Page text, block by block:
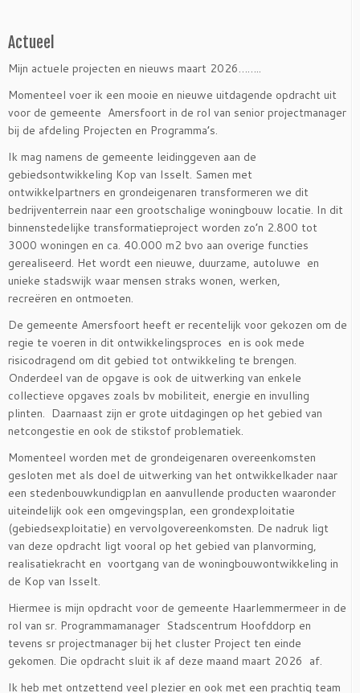
Actueel
Mijn actuele projecten en nieuws maart 2026……..
Momenteel voer ik een mooie en nieuwe uitdagende opdracht uit
voor de gemeente Amersfoort in de rol van senior projectmanager
bij de afdeling Projecten en Programma’s.
Ik mag namens de gemeente leidinggeven aan de
gebiedsontwikkeling Kop van Isselt. Samen met
ontwikkelpartners en grondeigenaren transformeren we dit
bedrijventerrein naar een grootschalige woningbouw locatie. In dit
binnenstedelijke transformatieproject worden zo’n 2.800 tot
3000 woningen en ca. 40.000 m2 bvo aan overige functies
gerealiseerd. Het wordt een nieuwe, duurzame, autoluwe en
unieke stadswijk waar mensen straks wonen, werken,
recreëren en ontmoeten.
De gemeente Amersfoort heeft er recentelijk voor gekozen om de
regie te voeren in dit ontwikkelingsproces en is ook mede
risicodragend om dit gebied tot ontwikkeling te brengen.
Onderdeel van de opgave is ook de uitwerking van enkele
collectieve opgaves zoals bv mobiliteit, energie en invulling
plinten. Daarnaast zijn er grote uitdagingen op het gebied van
netcongestie en ook de stikstof problematiek.
Momenteel worden met de grondeigenaren overeenkomsten
gesloten met als doel de uitwerking van het ontwikkelkader naar
een stedenbouwkundigplan en aanvullende producten waaronder
uiteindelijk ook een omgevingsplan, een grondexploitatie
(gebiedsexploitatie) en vervolgovereenkomsten. De nadruk ligt
van deze opdracht ligt vooral op het gebied van planvorming,
realisatiekracht en voortgang van de woningbouwontwikkeling in
de Kop van Isselt.
Hiermee is mijn opdracht voor de gemeente Haarlemmermeer in de
rol van sr. Programmamanager Stadscentrum Hoofddorp en
tevens sr projectmanager bij het cluster Project ten einde
gekomen. Die opdracht sluit ik af deze maand maart 2026 af.
Ik heb met ontzettend veel plezier en ook met een prachtig team